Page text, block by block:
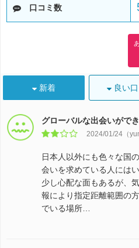
口コミ数
新着 良い口
グローバルな出会いがで
2024/01/24（
日本人以外にも色々な国
会いを求めている人には
少し心配な面もあるが、
報により指定距離範囲の
でいる場所…